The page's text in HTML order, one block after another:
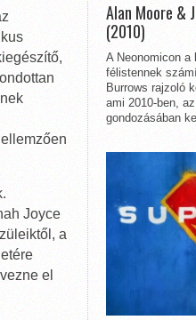
Joyce
a
el
Alan Moore &
(2010)
A Neonomicon a
félistennek
Burrows rajzoló
ami 2010-ben,
gondozásában